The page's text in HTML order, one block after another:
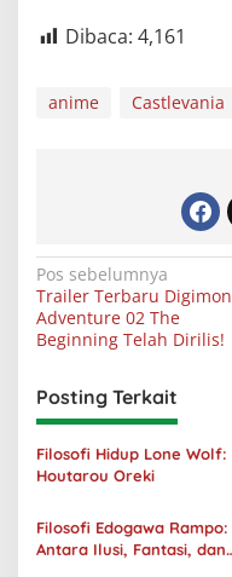
Dibaca: 4,161
anime Castlevania
Navigasi
pos
Pos sebelumnya
Trailer Terbaru Digimon
Adventure 02 The
Beginning Telah Dirilis!
Posting Terkait
Filosofi Hidup Lone Wolf:
Houtarou Oreki
Filosofi Edogawa Rampo:
Antara Ilusi, Fantasi, dan